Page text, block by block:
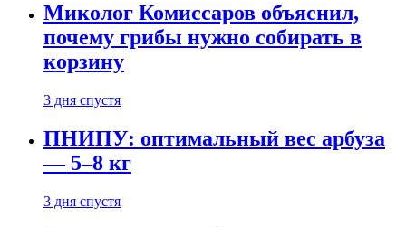
Миколог Комиссаров объяснил,
почему грибы нужно собирать в
корзину
3 дня спустя
ПНИПУ: оптимальный вес арбуза
— 5–8 кг
3 дня спустя